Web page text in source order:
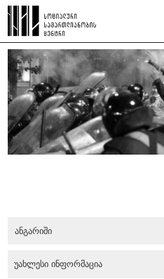
ანგარიში
უახლესი ინფორმაცია